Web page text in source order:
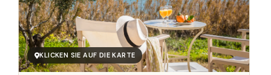
KLICKEN SIE AUF DIE KARTE